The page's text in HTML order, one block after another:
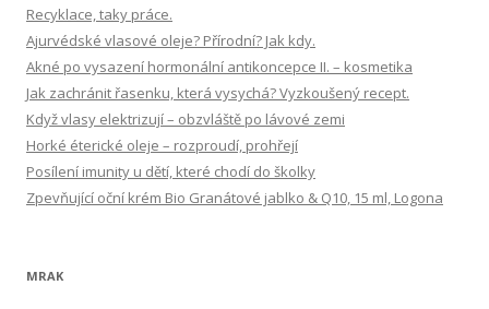
Recyklace, taky práce.
Ajurvédské vlasové oleje? Přírodní? Jak kdy.
Akné po vysazení hormonální antikoncepce II. – kosmetika
Jak zachránit řasenku, která vysychá? Vyzkoušený recept.
Když vlasy elektrizují – obzvláště po lávové zemi
Horké éterické oleje – rozproudí, prohřejí
Posílení imunity u dětí, které chodí do školky
Zpevňující oční krém Bio Granátové jablko & Q10, 15 ml, Logona
MRAK